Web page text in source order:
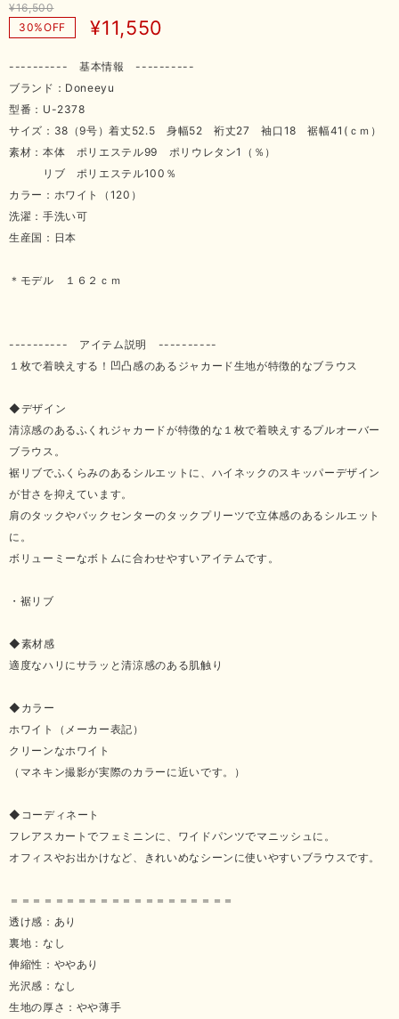
¥16,500
30%OFF
¥11,550
---------- 基本情報 ----------
ブランド：Doneeyu
型番：U-2378
サイズ：38（9号）着丈52.5 身幅52 裄丈27 袖口18 裾幅41(ｃｍ）
素材：本体 ポリエステル99 ポリウレタン1（％）
リブ ポリエステル100％
カラー：ホワイト（120）
洗濯：手洗い可
生産国：日本
＊モデル １６２ｃｍ
---------- アイテム説明 ----------
１枚で着映えする！凹凸感のあるジャカード生地が特徴的なブラウス
◆デザイン
清涼感のあるふくれジャカードが特徴的な１枚で着映えするプルオーバー
ブラウス。
裾リブでふくらみのあるシルエットに、ハイネックのスキッパーデザイン
が甘さを抑えています。
肩のタックやバックセンターのタックプリーツで立体感のあるシルエット
に。
ボリューミーなボトムに合わせやすいアイテムです。
・裾リブ
◆素材感
適度なハリにサラッと清涼感のある肌触り
◆カラー
ホワイト（メーカー表記）
クリーンなホワイト
（マネキン撮影が実際のカラーに近いです。）
◆コーディネート
フレアスカートでフェミニンに、ワイドパンツでマニッシュに。
オフィスやお出かけなど、きれいめなシーンに使いやすいブラウスです。
＝＝＝＝＝＝＝＝＝＝＝＝＝＝＝＝＝＝＝＝
透け感：あり
裏地：なし
伸縮性：ややあり
光沢感：なし
生地の厚さ：やや薄手